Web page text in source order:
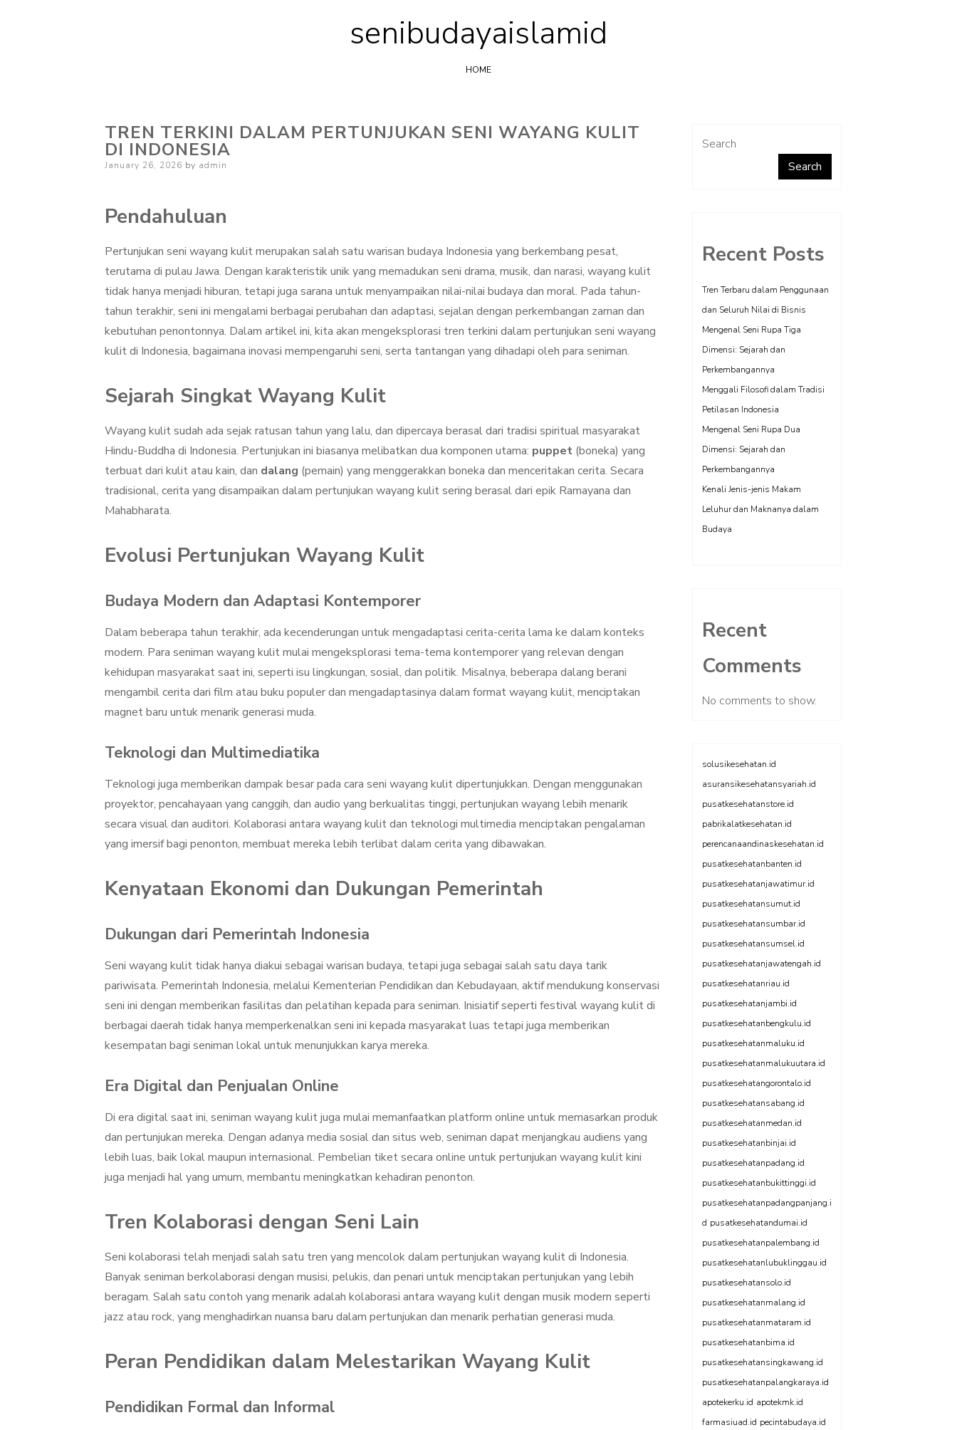
Skip
to
content
senibudayaislamid
HOME
TREN TERKINI DALAM PERTUNJUKAN SENI WAYANG KULIT
DI INDONESIA
Posted
January 26, 2026 by admin
Pendahuluan
Pertunjukan seni wayang kulit merupakan salah satu warisan budaya Indonesia yang berkembang pesat,
terutama di pulau Jawa. Dengan karakteristik unik yang memadukan seni drama, musik, dan narasi, wayang kulit
tidak hanya menjadi hiburan, tetapi juga sarana untuk menyampaikan nilai-nilai budaya dan moral. Pada tahun-
tahun terakhir, seni ini mengalami berbagai perubahan dan adaptasi, sejalan dengan perkembangan zaman dan
kebutuhan penontonnya. Dalam artikel ini, kita akan mengeksplorasi tren terkini dalam pertunjukan seni wayang
kulit di Indonesia, bagaimana inovasi mempengaruhi seni, serta tantangan yang dihadapi oleh para seniman.
Sejarah Singkat Wayang Kulit
Wayang kulit sudah ada sejak ratusan tahun yang lalu, dan dipercaya berasal dari tradisi spiritual masyarakat
Hindu-Buddha di Indonesia. Pertunjukan ini biasanya melibatkan dua komponen utama: puppet (boneka) yang
terbuat dari kulit atau kain, dan dalang (pemain) yang menggerakkan boneka dan menceritakan cerita. Secara
tradisional, cerita yang disampaikan dalam pertunjukan wayang kulit sering berasal dari epik Ramayana dan
Mahabharata.
Evolusi Pertunjukan Wayang Kulit
Budaya Modern dan Adaptasi Kontemporer
Dalam beberapa tahun terakhir, ada kecenderungan untuk mengadaptasi cerita-cerita lama ke dalam konteks
modern. Para seniman wayang kulit mulai mengeksplorasi tema-tema kontemporer yang relevan dengan
kehidupan masyarakat saat ini, seperti isu lingkungan, sosial, dan politik. Misalnya, beberapa dalang berani
mengambil cerita dari film atau buku populer dan mengadaptasinya dalam format wayang kulit, menciptakan
magnet baru untuk menarik generasi muda.
Teknologi dan Multimediatika
Teknologi juga memberikan dampak besar pada cara seni wayang kulit dipertunjukkan. Dengan menggunakan
proyektor, pencahayaan yang canggih, dan audio yang berkualitas tinggi, pertunjukan wayang lebih menarik
secara visual dan auditori. Kolaborasi antara wayang kulit dan teknologi multimedia menciptakan pengalaman
yang imersif bagi penonton, membuat mereka lebih terlibat dalam cerita yang dibawakan.
Kenyataan Ekonomi dan Dukungan Pemerintah
Dukungan dari Pemerintah Indonesia
Seni wayang kulit tidak hanya diakui sebagai warisan budaya, tetapi juga sebagai salah satu daya tarik
pariwisata. Pemerintah Indonesia, melalui Kementerian Pendidikan dan Kebudayaan, aktif mendukung konservasi
seni ini dengan memberikan fasilitas dan pelatihan kepada para seniman. Inisiatif seperti festival wayang kulit di
berbagai daerah tidak hanya memperkenalkan seni ini kepada masyarakat luas tetapi juga memberikan
kesempatan bagi seniman lokal untuk menunjukkan karya mereka.
Era Digital dan Penjualan Online
Di era digital saat ini, seniman wayang kulit juga mulai memanfaatkan platform online untuk memasarkan produk
dan pertunjukan mereka. Dengan adanya media sosial dan situs web, seniman dapat menjangkau audiens yang
lebih luas, baik lokal maupun internasional. Pembelian tiket secara online untuk pertunjukan wayang kulit kini
juga menjadi hal yang umum, membantu meningkatkan kehadiran penonton.
Tren Kolaborasi dengan Seni Lain
Seni kolaborasi telah menjadi salah satu tren yang mencolok dalam pertunjukan wayang kulit di Indonesia.
Banyak seniman berkolaborasi dengan musisi, pelukis, dan penari untuk menciptakan pertunjukan yang lebih
beragam. Salah satu contoh yang menarik adalah kolaborasi antara wayang kulit dengan musik modern seperti
jazz atau rock, yang menghadirkan nuansa baru dalam pertunjukan dan menarik perhatian generasi muda.
Peran Pendidikan dalam Melestarikan Wayang Kulit
Pendidikan Formal dan Informal
Search
Search
Recent Posts
Tren Terbaru dalam Penggunaan
dan Seluruh Nilai di Bisnis
Mengenal Seni Rupa Tiga
Dimensi: Sejarah dan
Perkembangannya
Menggali Filosofi dalam Tradisi
Petilasan Indonesia
Mengenal Seni Rupa Dua
Dimensi: Sejarah dan
Perkembangannya
Kenali Jenis-jenis Makam
Leluhur dan Maknanya dalam
Budaya
Recent
Comments
No comments to show.
solusikesehatan.id
asuransikesehatansyariah.id
pusatkesehatanstore.id
pabrikalatkesehatan.id
perencanaandinaskesehatan.id
pusatkesehatanbanten.id
pusatkesehatanjawatimur.id
pusatkesehatansumut.id
pusatkesehatansumbar.id
pusatkesehatansumsel.id
pusatkesehatanjawatengah.id
pusatkesehatanriau.id
pusatkesehatanjambi.id
pusatkesehatanbengkulu.id
pusatkesehatanmaluku.id
pusatkesehatanmalukuutara.id
pusatkesehatangorontalo.id
pusatkesehatansabang.id
pusatkesehatanmedan.id
pusatkesehatanbinjai.id
pusatkesehatanpadang.id
pusatkesehatanbukittinggi.id
pusatkesehatanpadangpanjang.i
d pusatkesehatandumai.id
pusatkesehatanpalembang.id
pusatkesehatanlubuklinggau.id
pusatkesehatansolo.id
pusatkesehatanmalang.id
pusatkesehatanmataram.id
pusatkesehatanbima.id
pusatkesehatansingkawang.id
pusatkesehatanpalangkaraya.id
apotekerku.id apotekmk.id
farmasiuad.id pecintabudaya.id